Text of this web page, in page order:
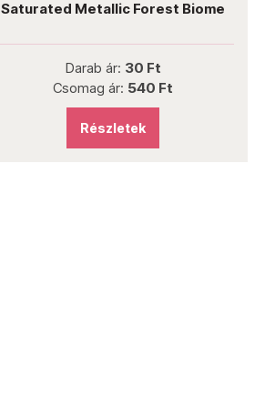
Saturated Metallic Forest Biome
Darab ár: 30 Ft
Csomag ár: 540 Ft
Részletek